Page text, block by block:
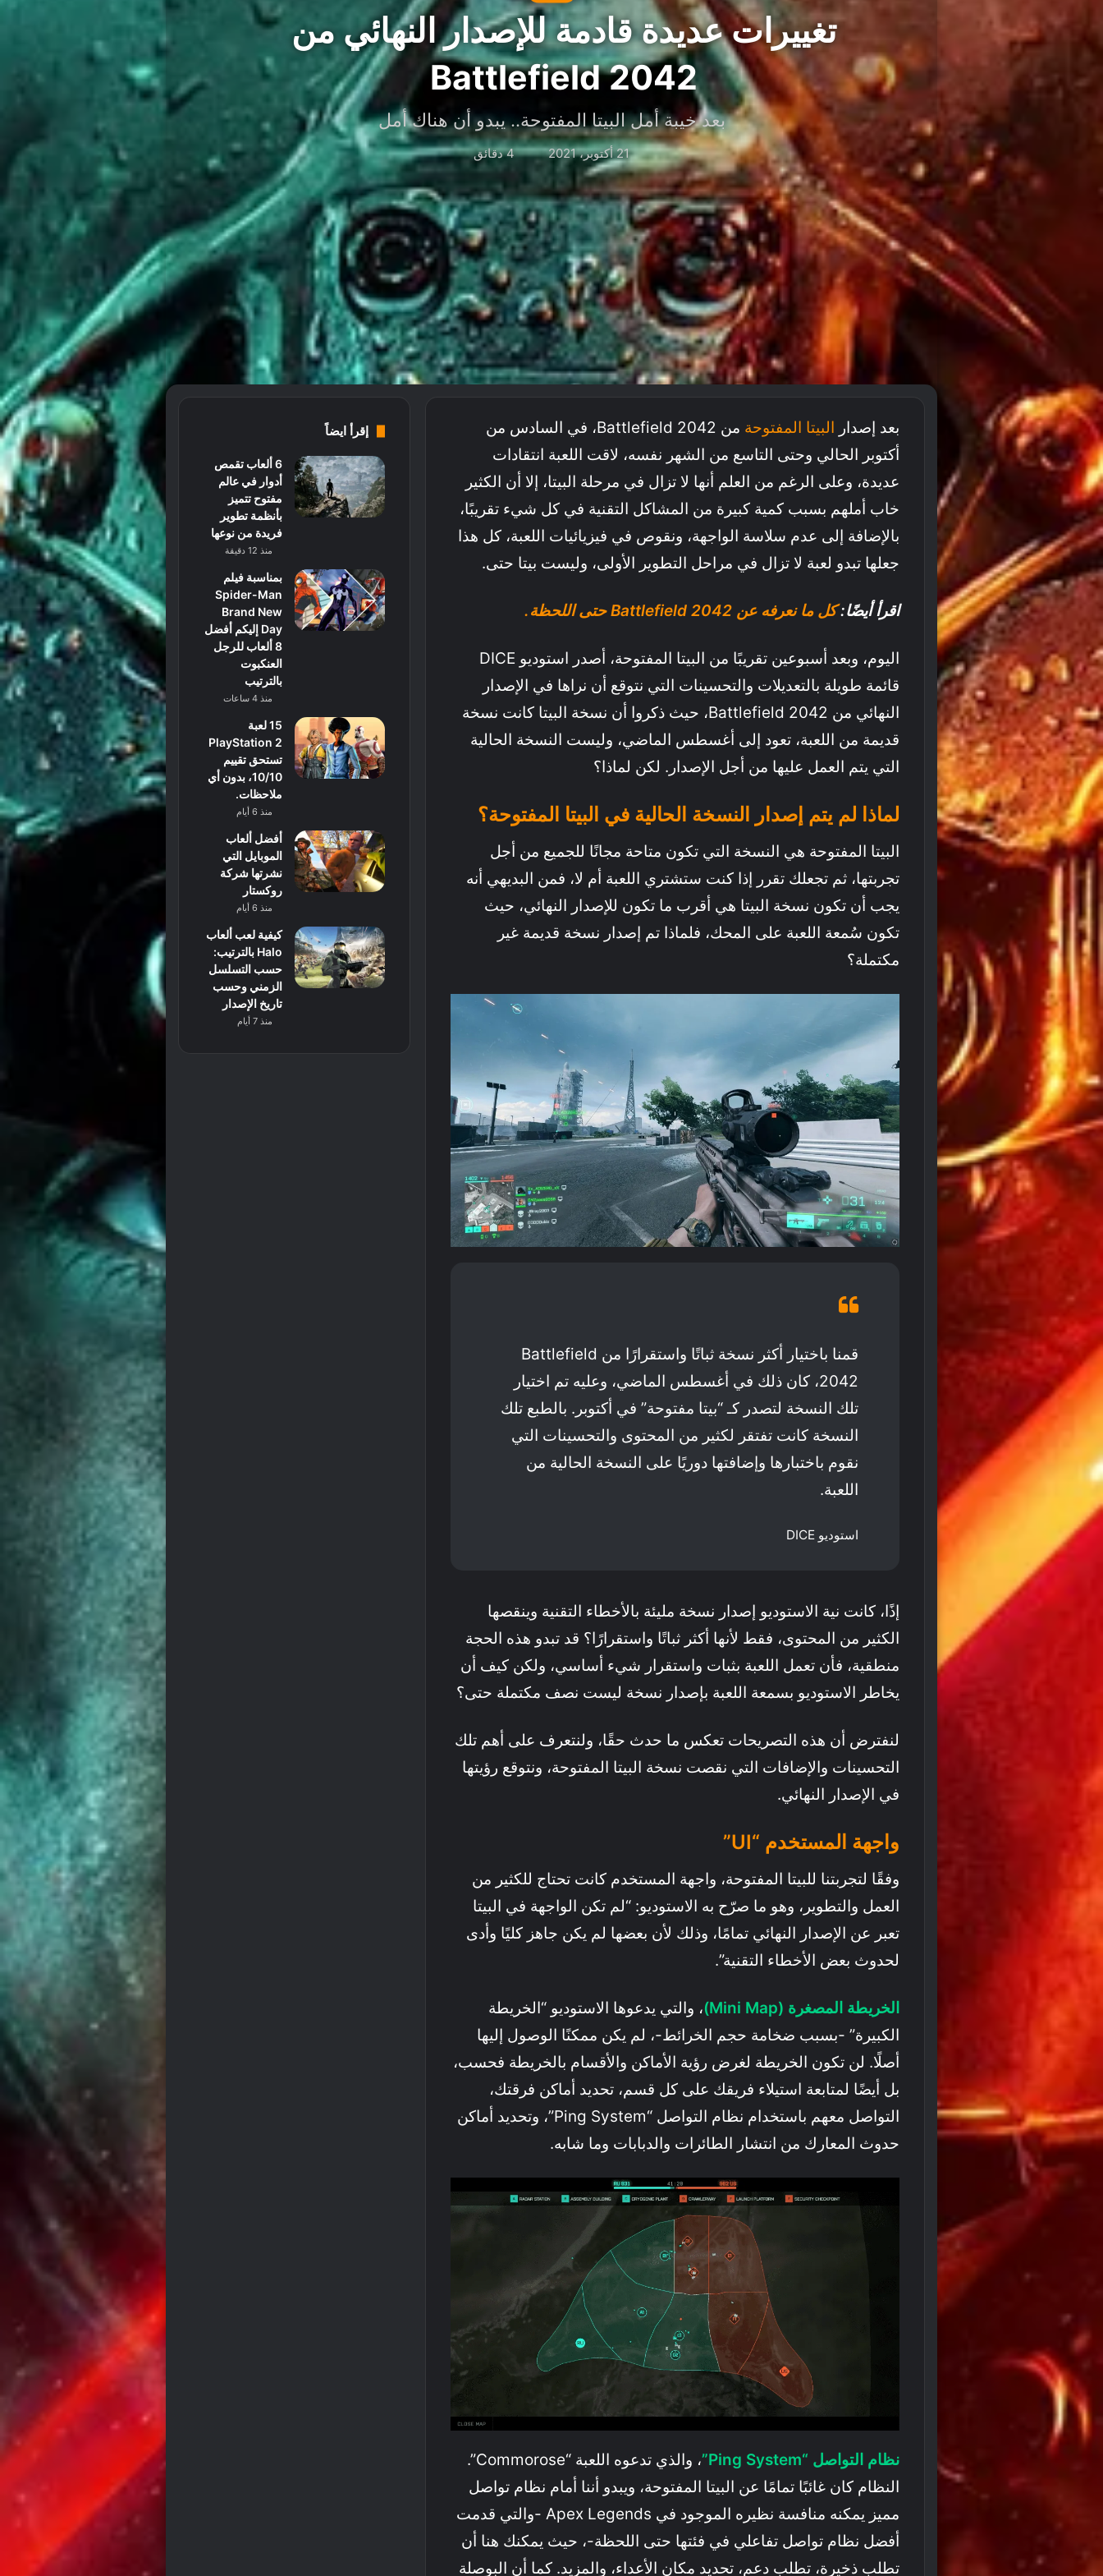
تغييرات عديدة قادمة للإصدار النهائي من
Battlefield 2042
بعد خيبة أمل البيتا المفتوحة.. يبدو أن هناك أمل
21 أكتوبر، 2021 4 دقائق
بعد إصدار البيتا المفتوحة
من Battlefield 2042، في السادس من
أكتوبر الحالي وحتى التاسع من الشهر نفسه، لاقت اللعبة انتقادات
عديدة، وعلى الرغم من العلم أنها لا تزال في مرحلة البيتا، إلا أن الكثير
خاب أملهم بسبب كمية كبيرة من المشاكل التقنية في كل شيء تقريبًا،
بالإضافة إلى عدم سلاسة الواجهة، ونقوص في فيزيائيات اللعبة، كل هذا
جعلها تبدو لعبة لا تزال في مراحل التطوير الأولى، وليست بيتا حتى.
اقرأ أيضًا:كل ما نعرفه عن Battlefield 2042 حتى اللحظة.
اليوم، وبعد أسبوعين تقريبًا من البيتا المفتوحة، أصدر استوديو DICE
قائمة طويلة بالتعديلات والتحسينات التي نتوقع أن نراها في الإصدار
النهائي من Battlefield 2042، حيث ذكروا أن نسخة البيتا كانت نسخة
قديمة من اللعبة، تعود إلى أغسطس الماضي، وليست النسخة الحالية
التي يتم العمل عليها من أجل الإصدار. لكن لماذا؟
لماذا لم يتم إصدار النسخة الحالية في البيتا المفتوحة؟
البيتا المفتوحة هي النسخة التي تكون متاحة مجانًا للجميع من أجل
تجربتها، ثم تجعلك تقرر إذا كنت ستشتري اللعبة أم لا، فمن البديهي أنه
يجب أن تكون نسخة البيتا هي أقرب ما تكون للإصدار النهائي، حيث
تكون سُمعة اللعبة على المحك، فلماذا تم إصدار نسخة قديمة غير
مكتملة؟
قمنا باختيار أكثر نسخة ثباتًا واستقرارًا من Battlefield
2042، كان ذلك في أغسطس الماضي، وعليه تم اختيار
تلك النسخة لتصدر كـ “بيتا مفتوحة” في أكتوبر. بالطبع تلك
النسخة كانت تفتقر لكثير من المحتوى والتحسينات التي
نقوم باختبارها وإضافتها دوريًا على النسخة الحالية من
اللعبة.
استوديو DICE
إذًا، كانت نية الاستوديو إصدار نسخة مليئة بالأخطاء التقنية وينقصها
الكثير من المحتوى، فقط لأنها أكثر ثباتًا واستقرارًا؟ قد تبدو هذه الحجة
منطقية، فأن تعمل اللعبة بثبات واستقرار شيء أساسي، ولكن كيف أن
يخاطر الاستوديو بسمعة اللعبة بإصدار نسخة ليست نصف مكتملة حتى؟
لنفترض أن هذه التصريحات تعكس ما حدث حقًا، ولنتعرف على أهم تلك
التحسينات والإضافات التي نقصت نسخة البيتا المفتوحة، ونتوقع رؤيتها
في الإصدار النهائي.
واجهة المستخدم “UI”
وفقًا لتجربتنا للبيتا المفتوحة، واجهة المستخدم كانت تحتاج للكثير من
العمل والتطوير، وهو ما صرّح به الاستوديو: “لم تكن الواجهة في البيتا
تعبر عن الإصدار النهائي تمامًا، وذلك لأن بعضها لم يكن جاهز كليًا وأدى
لحدوث بعض الأخطاء التقنية”.
الخريطة المصغرة (Mini Map)
، والتي يدعوها الاستوديو “الخريطة
الكبيرة” -بسبب ضخامة حجم الخرائط-، لم يكن ممكنًا الوصول إليها
أصلًا. لن تكون الخريطة لغرض رؤية الأماكن والأقسام بالخريطة فحسب،
بل أيضًا لمتابعة استيلاء فريقك على كل قسم، تحديد أماكن فرقتك،
التواصل معهم باستخدام نظام التواصل “Ping System”، وتحديد أماكن
حدوث المعارك من انتشار الطائرات والدبابات وما شابه.
نظام التواصل “Ping System”
، والذي تدعوه اللعبة “Commorose”.
النظام كان غائبًا تمامًا عن البيتا المفتوحة، ويبدو أننا أمام نظام تواصل
مميز يمكنه منافسة نظيره الموجود في Apex Legends -والتي قدمت
أفضل نظام تواصل تفاعلي في فئتها حتى اللحظة-، حيث يمكنك هنا أن
تطلب ذخيرة، تطلب دعم، تحديد مكان الأعداء، والمزيد. كما أن البوصلة
إقرأ ايضاً
6 ألعاب تقمص
أدوار في عالم
مفتوح تتميز
بأنظمة تطوير
فريدة من نوعها
منذ 12 دقيقة
بمناسبة فيلم
Spider-Man
Brand New
Day إليكم أفضل
8 ألعاب للرجل
العنكبوت
بالترتيب
منذ 4 ساعات
15 لعبة
PlayStation 2
تستحق تقييم
10/10، بدون أي
ملاحظات.
منذ 6 أيام
أفضل ألعاب
الموبايل التي
نشرتها شركة
روكستار
منذ 6 أيام
كيفية لعب ألعاب
Halo بالترتيب:
حسب التسلسل
الزمني وحسب
تاريخ الإصدار
منذ 7 أيام